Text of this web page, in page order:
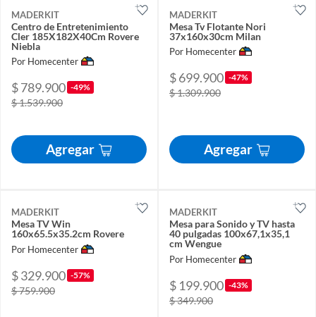
MADERKIT
Centro de Entretenimiento
Cler 185X182X40Cm Rovere
Niebla
Por Homecenter
$ 789.900 -49%
$ 1.539.900
Agregar
MADERKIT
Mesa Tv Flotante Nori
37x160x30cm Milan
Por Homecenter
$ 699.900 -47%
$ 1.309.900
Agregar
MADERKIT
Mesa TV Win
160x65.5x35.2cm Rovere
Por Homecenter
$ 329.900 -57%
$ 759.900
MADERKIT
Mesa para Sonido y TV hasta
40 pulgadas 100x67,1x35,1
cm Wengue
Por Homecenter
$ 199.900 -43%
$ 349.900